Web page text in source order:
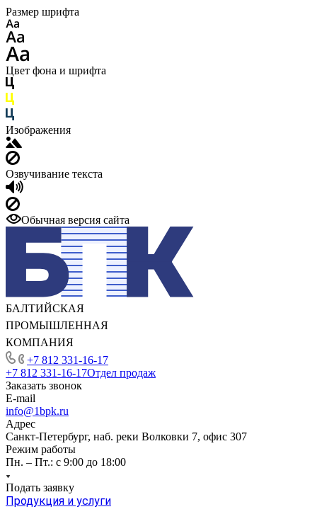
Размер шрифта
Цвет фона и шрифта
Изображения
Озвучивание текста
Обычная версия сайта
БАЛТИЙСКАЯ
ПРОМЫШЛЕННАЯ
КОМПАНИЯ
+7 812 331-16-17
+7 812 331-16-17Отдел продаж
Заказать звонок
E-mail
info@1bpk.ru
Адрес
Санкт-Петербург, наб. реки Волковки 7, офис 307
Режим работы
Пн. – Пт.: с 9:00 до 18:00
Подать заявку
Продукция и услуги